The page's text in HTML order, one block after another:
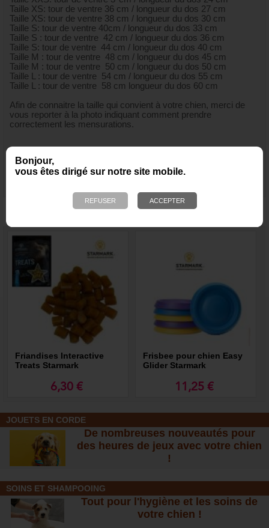
Bonjour,
vous êtes dirigé sur notre site mobile.
Taille XS: tour de ventre 36 cm / longueur du dos 27 cm
Taille XS: tour de ventre 38 cm / longueur du dos 30 cm
Taille S: tour de ventre 40cm / longueur du dos 33 cm
Taille S : tour de ventre 42 cm / longueur du dos 36 cm
Taille S: tour de ventre 44 cm / longueur du dos 40 cm
Taille M : tour de ventre 48 cm / longueur du dos 45 cm
Taille M : tour de ventre 50 cm / longueur du dos 50 cm
Taille L : tour de ventre 54 cm / longueur du dos 55 cm
Taille L : tour de ventre 58 cm longueur du dos 60 cm
Afin de connaitre la taille qui convient à votre chien, merci de
vous reporter à la photo indiquant comment prendre
correctement les mensurations.
Friandises Interactive
Treats Starmark
6,30 €
Frisbee pour chien Easy
Glider Starmark
11,25 €
JOUETS EN CORDE
De nombreuses nouveautés pour
des heures de jeux avec votre chien
!
SOINS ET SHAMPOOING
Tout pour l'hygiène et les soins de
votre chien !